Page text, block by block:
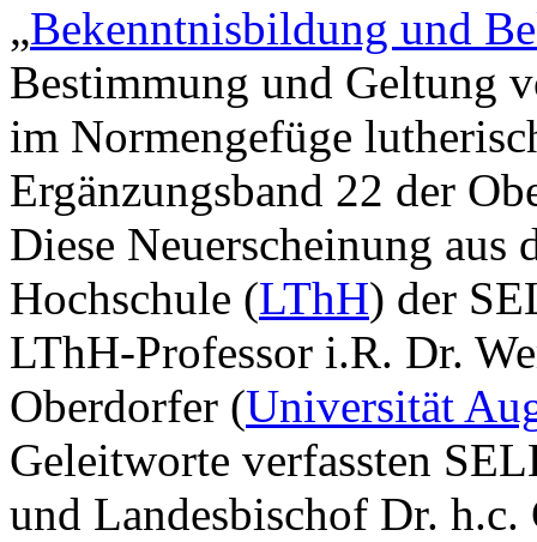
„Bekenntnisbildung und
Bestimmung und Geltung
im Normengefüge
Ergänzungsband 22 der
Diese Neuerscheinung
Hochschule (LThH) der
LThH-Professor i.R. Dr.
Oberdorfer (Universität
Geleitworte verfassten
und Landesbischof Dr.